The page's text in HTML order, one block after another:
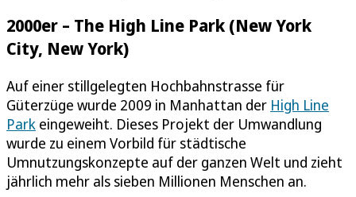
2000er – The High Line Park (New York
City, New York)
Auf einer stillgelegten Hochbahnstrasse für
Güterzüge wurde 2009 in Manhattan der High Line
Park eingeweiht. Dieses Projekt der Umwandlung
wurde zu einem Vorbild für städtische
Umnutzungskonzepte auf der ganzen Welt und zieht
jährlich mehr als sieben Millionen Menschen an.